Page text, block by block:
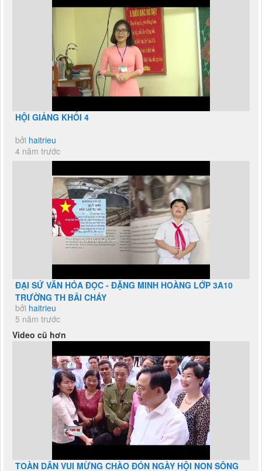
HỘI GIẢNG KHỐI 4
bởi haitrieu
4 năm trước
ĐẠI SỨ VĂN HÓA ĐỌC - ĐẶNG MINH HOÀNG LỚP 3A10
TRƯỜNG TH BÃI CHÁY
bởi haitrieu
5 năm trước
Video cũ hơn
TOÀN DÂN VUI MỪNG CHÀO ĐÓN NGÀY HỘI NON SÔNG